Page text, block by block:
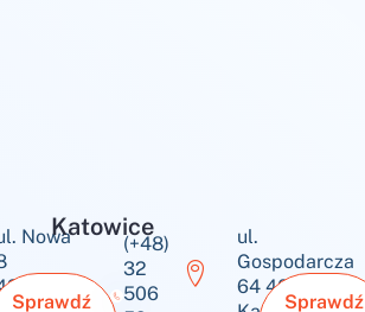
Nowa
600
Sprawdź
Katowice
(+48)
32
506
ul.
Gospodarcza
64 40-432
Sprawdź